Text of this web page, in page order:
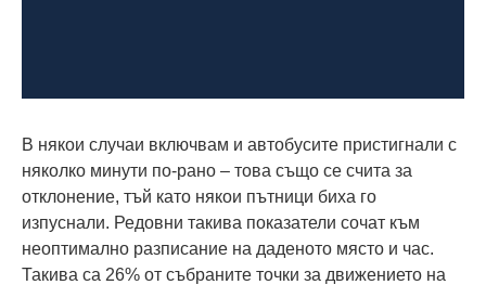
В някои случаи включвам и автобусите пристигнали с
няколко минути по-рано – това също се счита за
отклонение, тъй като някои пътници биха го
изпуснали. Редовни такива показатели сочат към
неоптимално разписание на даденото място и час.
Такива са 26% от събраните точки за движението на